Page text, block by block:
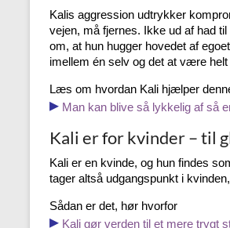
Kalis aggression udtrykker
vejen, må fjernes. Ikke ud af had
om, at hun hugger hovedet af
imellem én selv og det at være
Læs om hvordan Kali hjælper
▸ Man kan blive så lykkelig af så
Kali er for kvinder – til
Kali er en kvinde, og hun findes
tager altså udgangspunkt i
Sådan er det, hør hvorfor
▸ Kali gør verden til et mere trygt